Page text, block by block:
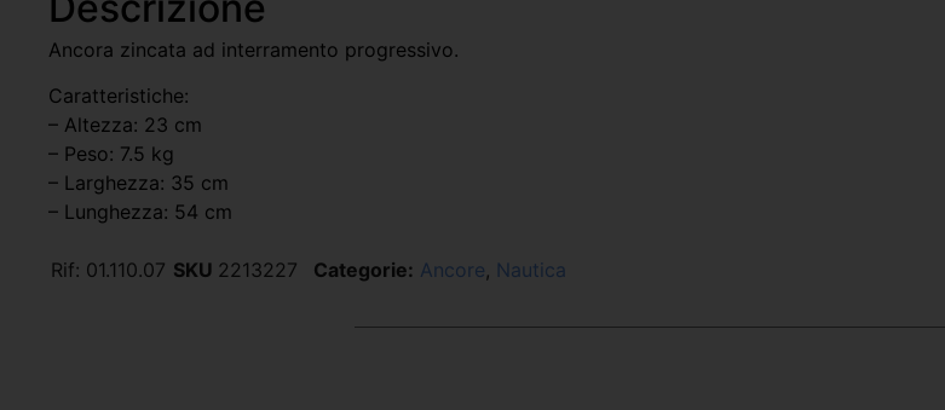
Ancora zincata ad interramento progressivo.
Caratteristiche:
– Altezza: 23 cm
– Peso: 7.5 kg
– Larghezza: 35 cm
– Lunghezza: 54 cm
Rif: 01.110.07 SKU 2213227 Categorie: Ancore, Nautica